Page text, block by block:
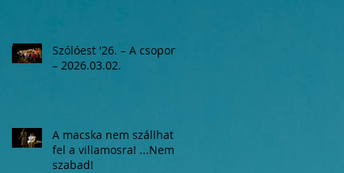
Szólóest '26. – A csoport
– 2026.03.02.
A macska nem szállhat
fel a villamosra! ...Nem
szabad!